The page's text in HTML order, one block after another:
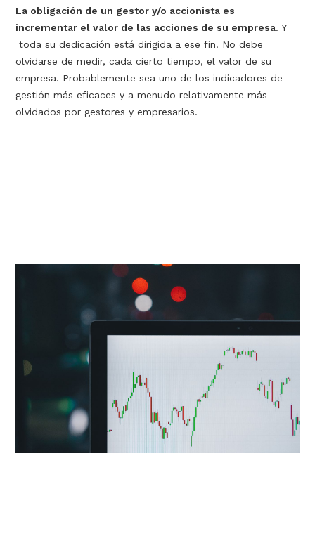
La obligación de un gestor y/o accionista es
incrementar el valor de las acciones de su empresa. Y
toda su dedicación está dirigida a ese fin. No debe
olvidarse de medir, cada cierto tiempo, el valor de su
empresa. Probablemente sea uno de los indicadores de
gestión más eficaces y a menudo relativamente más
olvidados por gestores y empresarios.